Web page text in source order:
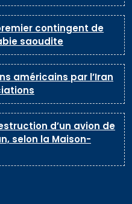
contingent de
saoudite
américains par l’Iran
d’un avion de
selon la Maison-